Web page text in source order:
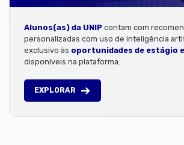
Alunos(as) da UNIP contam com
personalizadas com uso de inteligência
exclusivo às oportunidades de estágio
disponíveis na plataforma.
EXPLORAR